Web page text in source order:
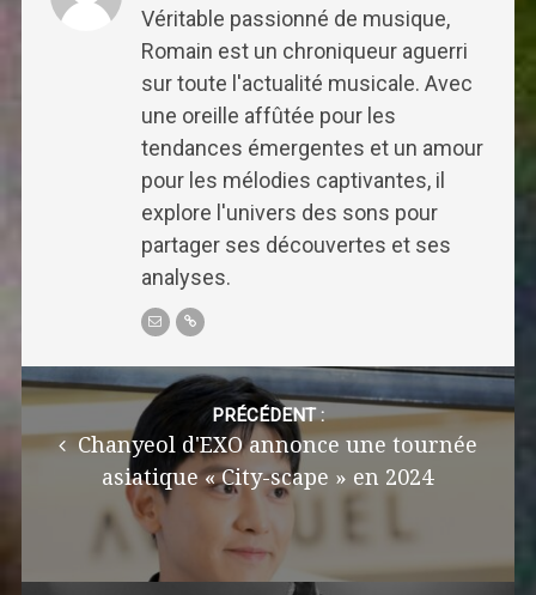
Véritable passionné de musique,
Romain est un chroniqueur aguerri
sur toute l'actualité musicale. Avec
une oreille affûtée pour les
tendances émergentes et un amour
pour les mélodies captivantes, il
explore l'univers des sons pour
partager ses découvertes et ses
analyses.
Post
PRÉCÉDENT :
Chanyeol d'EXO annonce une tournée
asiatique « City-scape » en 2024